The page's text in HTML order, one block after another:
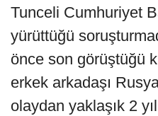
Tunceli Cumhuriyet
yürüttüğü
önce son görüştüğü
erkek arkadaşı
olaydan yaklaşık 2